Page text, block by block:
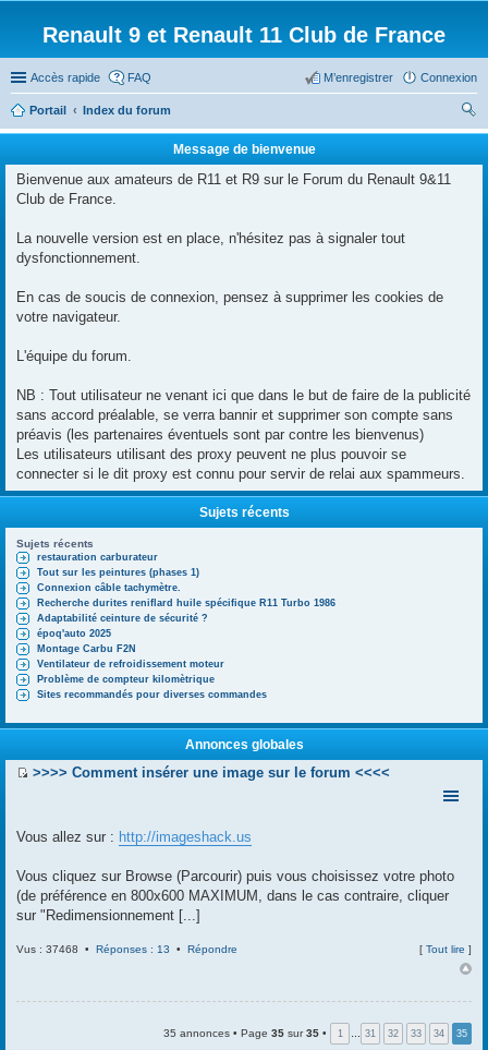
Renault 9 et Renault 11 Club de France
Accès rapide FAQ Connexion
M’enregistrer
Portail
Index du forum
ec
her
Message de bienvenue
Bienvenue aux amateurs de R11 et R9 sur le Forum du Renault 9&11
Club de France.
La nouvelle version est en place, n'hésitez pas à signaler tout
dysfonctionnement.
En cas de soucis de connexion, pensez à supprimer les cookies de
votre navigateur.
L'équipe du forum.
NB : Tout utilisateur ne venant ici que dans le but de faire de la publicité
sans accord préalable, se verra bannir et supprimer son compte sans
préavis (les partenaires éventuels sont par contre les bienvenus)
Les utilisateurs utilisant des proxy peuvent ne plus pouvoir se
connecter si le dit proxy est connu pour servir de relai aux spammeurs.
Sujets récents
Sujets récents
restauration carburateur
Tout sur les peintures (phases 1)
Connexion câble tachymètre.
Recherche durites reniflard huile spécifique R11 Turbo 1986
Adaptabilité ceinture de sécurité ?
époq'auto 2025
Montage Carbu F2N
Ventilateur de refroidissement moteur
Problème de compteur kilomètrique
Sites recommandés pour diverses commandes
Annonces globales
r
l
d
e
n
e
e
>>>> Comment insérer une image sur le forum <<<<
Vous allez sur : http://imageshack.us
Vous cliquez sur Browse (Parcourir) puis vous choisissez votre photo
(de préférence en 800x600 MAXIMUM, dans le cas contraire, cliquer
sur "Redimensionnement [...]
Vus : 37468 • Réponses : 13 • Répondre [ Tout lire ]
35 annonces • Page 35 sur35 • 1 … 31 32 33 34 35